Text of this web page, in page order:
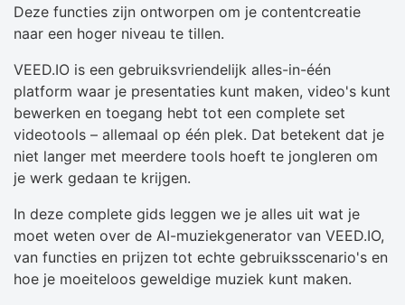
Deze functies zijn ontworpen om je contentcreatie
naar een hoger niveau te tillen.
VEED.IO is een gebruiksvriendelijk alles-in-één
platform waar je presentaties kunt maken, video's kunt
bewerken en toegang hebt tot een complete set
videotools – allemaal op één plek. Dat betekent dat je
niet langer met meerdere tools hoeft te jongleren om
je werk gedaan te krijgen.
In deze complete gids leggen we je alles uit wat je
moet weten over de AI-muziekgenerator van VEED.IO,
van functies en prijzen tot echte gebruiksscenario's en
hoe je moeiteloos geweldige muziek kunt maken.